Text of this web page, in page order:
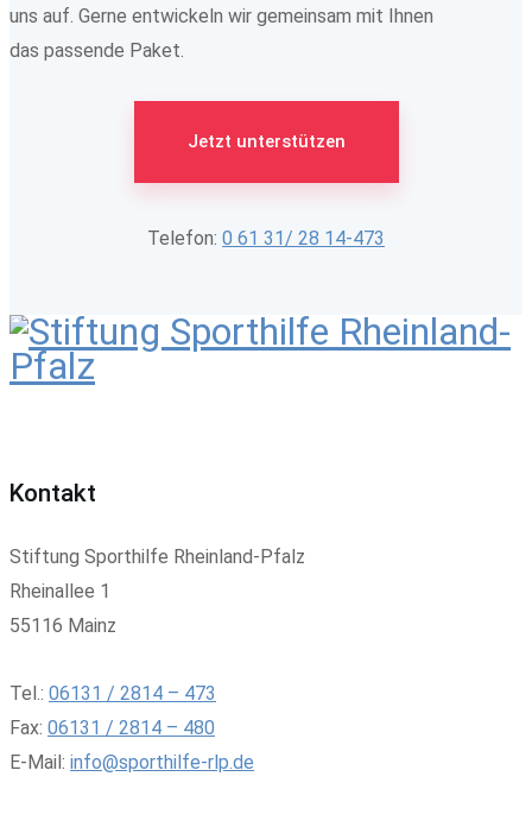
uns auf. Gerne entwickeln wir gemeinsam mit Ihnen
das passende Paket.
Jetzt unterstützen
Telefon: 0 61 31/ 28 14-473
Kontakt
Stiftung Sporthilfe Rheinland-Pfalz
Rheinallee 1
55116 Mainz
Tel.: 06131 / 2814 – 473
Fax: 06131 / 2814 – 480
E-Mail: info@sporthilfe-rlp.de